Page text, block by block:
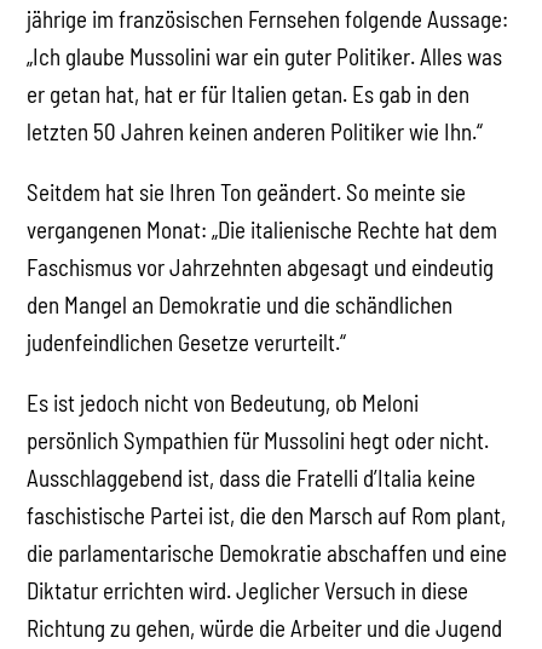
jährige im französischen Fernsehen folgende Aussage:
„Ich glaube Mussolini war ein guter Politiker. Alles was
er getan hat, hat er für Italien getan. Es gab in den
letzten 50 Jahren keinen anderen Politiker wie Ihn.“
Seitdem hat sie Ihren Ton geändert. So meinte sie
vergangenen Monat: „Die italienische Rechte hat dem
Faschismus vor Jahrzehnten abgesagt und eindeutig
den Mangel an Demokratie und die schändlichen
judenfeindlichen Gesetze verurteilt.“
Es ist jedoch nicht von Bedeutung, ob Meloni
persönlich Sympathien für Mussolini hegt oder nicht.
Ausschlaggebend ist, dass die Fratelli d’Italia keine
faschistische Partei ist, die den Marsch auf Rom plant,
die parlamentarische Demokratie abschaffen und eine
Diktatur errichten wird. Jeglicher Versuch in diese
Richtung zu gehen, würde die Arbeiter und die Jugend